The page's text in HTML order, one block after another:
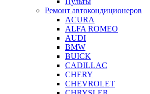
Ремонт автокондиционеров
ACURA
ALFA ROMEO
AUDI
BMW
BUICK
CADILLAC
CHERY
CHEVROLET